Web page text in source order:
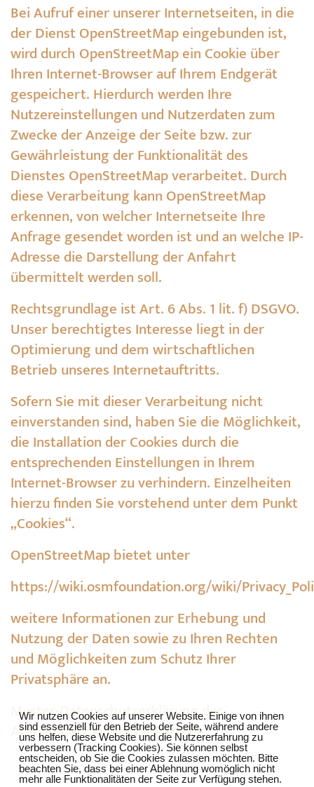
Wir nutzen Cookies auf unserer Website. Einige von ihnen
sind essenziell für den Betrieb der Seite, während andere
uns helfen, diese Website und die Nutzererfahrung zu
verbessern (Tracking Cookies). Sie können selbst
entscheiden, ob Sie die Cookies zulassen möchten. Bitte
beachten Sie, dass bei einer Ablehnung womöglich nicht
mehr alle Funktionalitäten der Seite zur Verfügung stehen.
Bei Aufruf einer unserer Internetseiten, in die
der Dienst OpenStreetMap eingebunden ist,
wird durch OpenStreetMap ein Cookie über
Ihren Internet-Browser auf Ihrem Endgerät
gespeichert. Hierdurch werden Ihre
Nutzereinstellungen und Nutzerdaten zum
Zwecke der Anzeige der Seite bzw. zur
Gewährleistung der Funktionalität des
Dienstes OpenStreetMap verarbeitet. Durch
diese Verarbeitung kann OpenStreetMap
erkennen, von welcher Internetseite Ihre
Anfrage gesendet worden ist und an welche IP-
Adresse die Darstellung der Anfahrt
übermittelt werden soll.
Rechtsgrundlage ist Art. 6 Abs. 1 lit. f) DSGVO.
Unser berechtigtes Interesse liegt in der
Optimierung und dem wirtschaftlichen
Betrieb unseres Internetauftritts.
Sofern Sie mit dieser Verarbeitung nicht
einverstanden sind, haben Sie die Möglichkeit,
die Installation der Cookies durch die
entsprechenden Einstellungen in Ihrem
Internet-Browser zu verhindern. Einzelheiten
hierzu finden Sie vorstehend unter dem Punkt
„Cookies“.
OpenStreetMap bietet unter
https://wiki.osmfoundation.org/wiki/
weitere Informationen zur Erhebung und
Nutzung der Daten sowie zu Ihren Rechten
und Möglichkeiten zum Schutz Ihrer
Privatsphäre an.
Muster-Datenschutzerklärungder
Anwaltskanzlei Weiß & Partner